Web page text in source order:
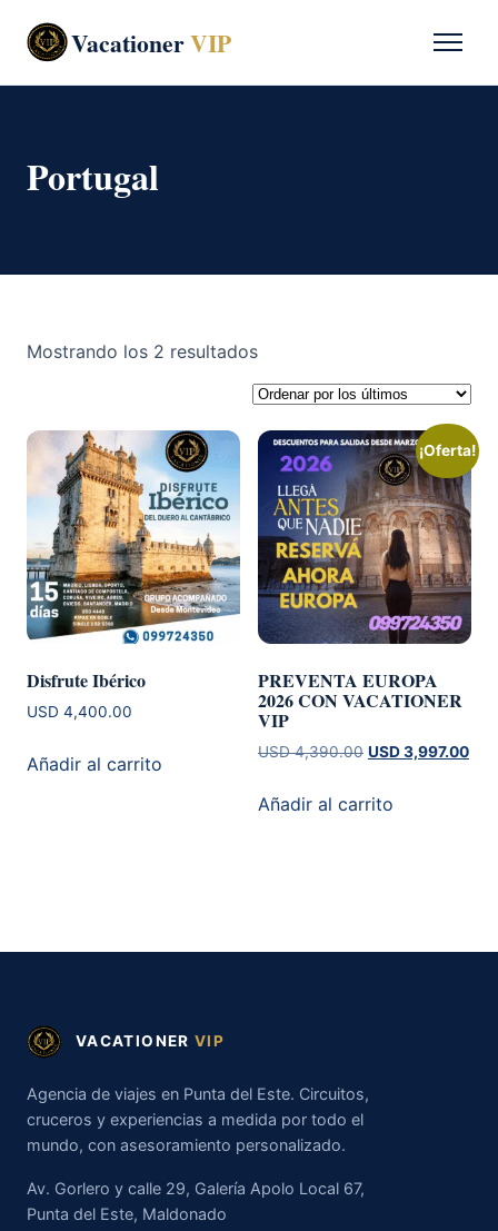
VacationerVIP
Portugal
Mostrando los 2 resultadosOrdenado
por
los
últimos
Disfrute Ibérico
USD 4,400.00
Añadir al carrito
¡Oferta!
PREVENTA EUROPA
2026 CON VACATIONER
VIP
USD4,390.00 El
original
USD3,997.00El
Añadir al carrito
VACATIONER VIP
Agencia de viajes en Punta del Este. Circuitos,
cruceros y experiencias a medida por todo el
mundo, con asesoramiento personalizado.
Av. Gorlero y calle 29, Galería Apolo Local 67,
Punta del Este, Maldonado